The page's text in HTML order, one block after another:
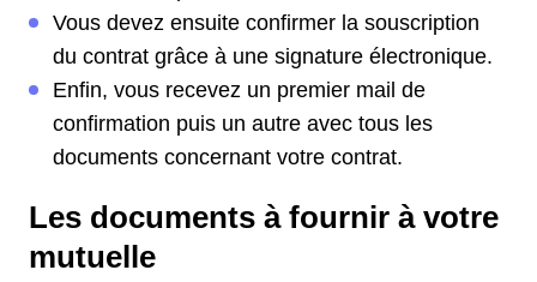
Vous devez ensuite confirmer la souscription
du contrat grâce à une signature électronique.
Enfin, vous recevez un premier mail de
confirmation puis un autre avec tous les
documents concernant votre contrat.
Les documents à fournir à votre
mutuelle